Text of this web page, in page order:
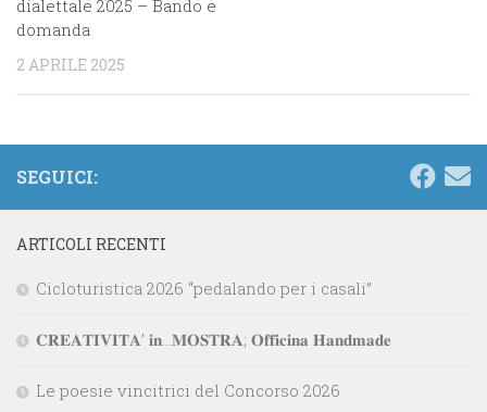
dialettale 2025 – Bando e
domanda
2 APRILE 2025
SEGUICI:
ARTICOLI RECENTI
Cicloturistica 2026 “pedalando per i casali”
𝐂𝐑𝐄𝐀𝐓𝐈𝐕𝐈𝐓𝐀’ 𝐢𝐧…𝐌𝐎𝐒𝐓𝐑𝐀; 𝐎𝐟𝐟𝐢𝐜𝐢𝐧𝐚 𝐇𝐚𝐧𝐝𝐦𝐚𝐝𝐞
Le poesie vincitrici del Concorso 2026